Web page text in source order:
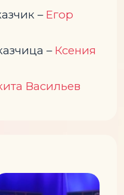
– Егор
– Ксения
Васильев